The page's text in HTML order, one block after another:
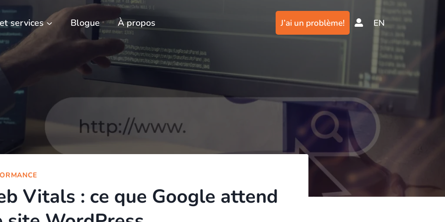
services Blogue À propos J’ai un problème! EN
Vitals : ce que Google attend